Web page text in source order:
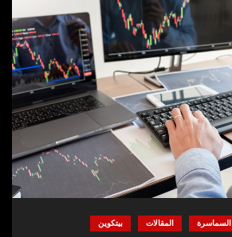
السماسرة المقالات بيتكوين